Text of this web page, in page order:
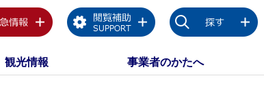
観光情報 事業者のかたへ